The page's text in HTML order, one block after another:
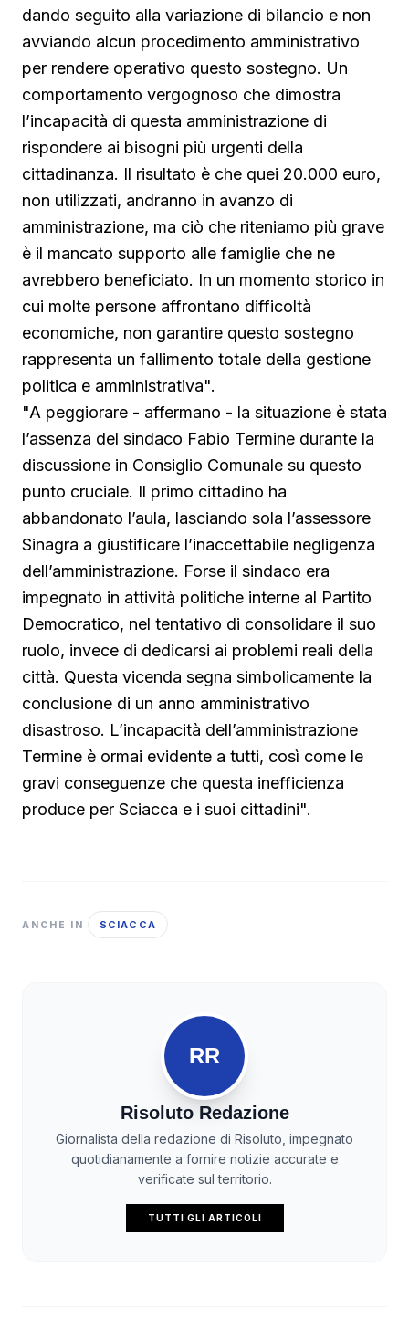
dando seguito alla variazione di bilancio e non
avviando alcun procedimento amministrativo
per rendere operativo questo sostegno. Un
comportamento vergognoso che dimostra
l’incapacità di questa amministrazione di
rispondere ai bisogni più urgenti della
cittadinanza. Il risultato è che quei 20.000 euro,
non utilizzati, andranno in avanzo di
amministrazione, ma ciò che riteniamo più grave
è il mancato supporto alle famiglie che ne
avrebbero beneficiato. In un momento storico in
cui molte persone affrontano difficoltà
economiche, non garantire questo sostegno
rappresenta un fallimento totale della gestione
politica e amministrativa".
"A peggiorare - affermano - la situazione è stata
l’assenza del sindaco Fabio Termine durante la
discussione in Consiglio Comunale su questo
punto cruciale. Il primo cittadino ha
abbandonato l’aula, lasciando sola l’assessore
Sinagra a giustificare l’inaccettabile negligenza
dell’amministrazione. Forse il sindaco era
impegnato in attività politiche interne al Partito
Democratico, nel tentativo di consolidare il suo
ruolo, invece di dedicarsi ai problemi reali della
città. Questa vicenda segna simbolicamente la
conclusione di un anno amministrativo
disastroso. L’incapacità dell’amministrazione
Termine è ormai evidente a tutti, così come le
gravi conseguenze che questa inefficienza
produce per Sciacca e i suoi cittadini".
ANCHE IN SCIACCA
RR
Risoluto Redazione
Giornalista della redazione di Risoluto, impegnato
quotidianamente a fornire notizie accurate e
verificate sul territorio.
TUTTI GLI ARTICOLI